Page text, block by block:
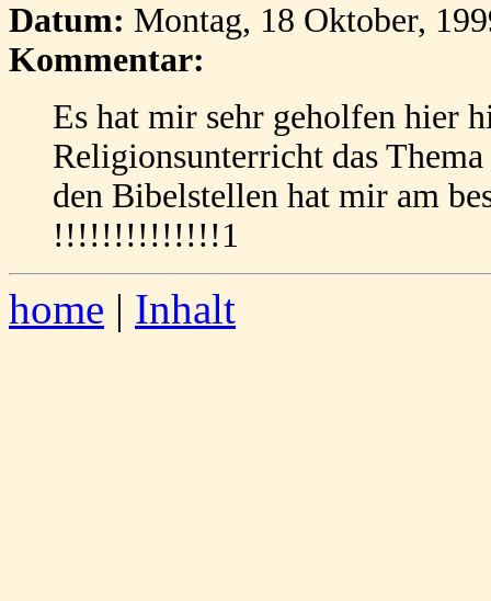
Datum: Montag, 18 Oktober,
Kommentar:
Es hat mir sehr geholfen hier
Religionsunterricht das
den Bibelstellen hat mir am
!!!!!!!!!!!!!!1
home | Inhalt